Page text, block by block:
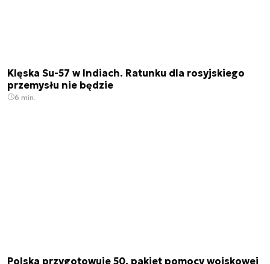
Klęska Su-57 w Indiach. Ratunku dla rosyjskiego
przemysłu nie będzie
6 min.
Polska przygotowuje 50. pakiet pomocy wojskowej